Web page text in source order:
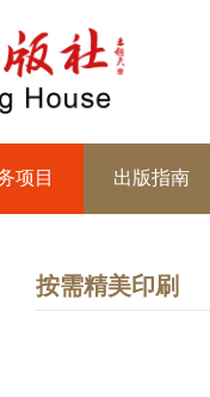
项目 出版指南
按需精美印刷